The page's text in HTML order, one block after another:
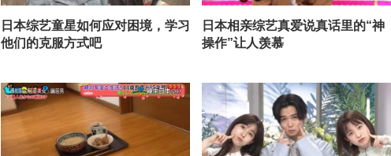
日本综艺童星如何应对困境，学习
他们的克服方式吧
日本相亲综艺真爱说真话里的“神
操作”让人羡慕